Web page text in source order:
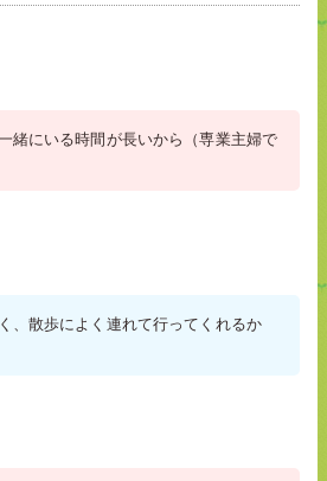
緒にいる時間が長いから（専業主婦で
、散歩によく連れて行ってくれるか